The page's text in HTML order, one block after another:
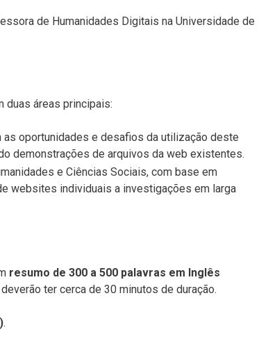
de Humanidades Digitais na Universidade de
duas áreas principais:
oportunidades e desafios da utilização deste
demonstrações de arquivos da web existentes.
e Ciências Sociais, com base em
websites individuais a investigações em larga
resumo de 300 a 500 palavras em Inglês
ter cerca de 30 minutos de duração.
.